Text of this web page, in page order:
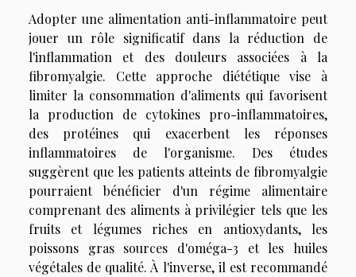
Adopter une alimentation anti-inflammatoire peut
jouer un rôle significatif dans la réduction de
l'inflammation et des douleurs associées à la
fibromyalgie. Cette approche diététique vise à
limiter la consommation d'aliments qui favorisent
la production de cytokines pro-inflammatoires,
des protéines qui exacerbent les réponses
inflammatoires de l'organisme. Des études
suggèrent que les patients atteints de fibromyalgie
pourraient bénéficier d'un régime alimentaire
comprenant des aliments à privilégier tels que les
fruits et légumes riches en antioxydants, les
poissons gras sources d'oméga-3 et les huiles
végétales de qualité. À l'inverse, il est recommandé